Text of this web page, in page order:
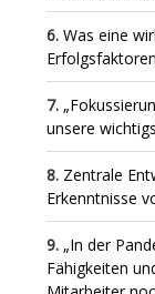
Was eine
unsere
Zentrale
Erkenntnisse
„In der
Fähigkeiten